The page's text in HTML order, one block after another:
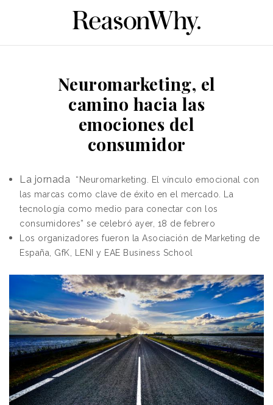
Neuromarketing, el
camino hacia las
emociones del
consumidor
La jornada
“Neuromarketing. El vínculo emocional con
las marcas como clave de éxito en el mercado. La
tecnología como medio para conectar con los
consumidores” se celebró ayer, 18 de febrero
Los organizadores fueron la Asociación de Marketing de
España, GfK, LENI y EAE Business School